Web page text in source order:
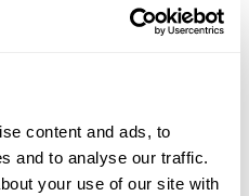
content and ads, to
and to analyse our traffic.
your use of our site with
e multe
app su dispositivo